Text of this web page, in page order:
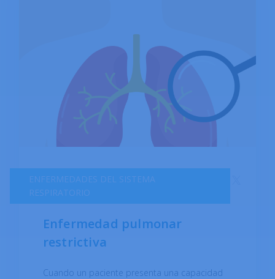
sanguínea, los nervios, los músculos y el estado
mental. Se ha demostrado que la impotencia
puede deberse tanto a afecciones psicológicas
como físicas.
ENFERMEDADES DEL SISTEMA
RESPIRATORIO
Enfermedad pulmonar
restrictiva
Cuando un paciente presenta una capacidad